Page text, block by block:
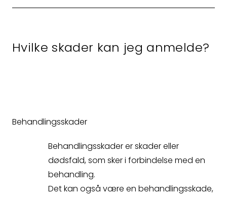
Hvilke skader kan jeg anmelde?
Behandlingsskader
Behandlingsskader er skader eller
dødsfald, som sker i forbindelse med en
behandling.
Det kan også være en behandlingsskade,